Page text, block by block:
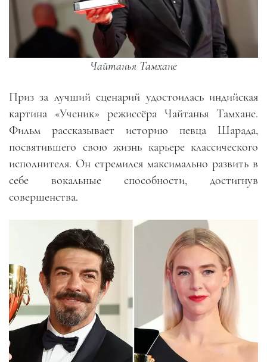
Чайтанья Тамхане
Приз за лучший сценарий удостоилась индийская
картина «Ученик» режиссёра Чайтанья Тамхане.
Фильм рассказывает историю певца Шарада,
посвятившего свою жизнь карьере классического
исполнителя. Он стремился максимально развить в
себе вокальные способности, достигнув
совершенства.